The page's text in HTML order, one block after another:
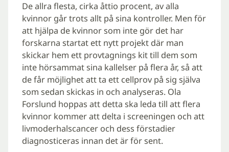
De allra flesta, cirka åttio procent, av alla
kvinnor går trots allt på sina kontroller. Men för
att hjälpa de kvinnor som inte gör det har
forskarna startat ett nytt projekt där man
skickar hem ett provtagnings kit till dem som
inte hörsammat sina kallelser på flera år, så att
de får möjlighet att ta ett cellprov på sig själva
som sedan skickas in och analyseras. Ola
Forslund hoppas att detta ska leda till att flera
kvinnor kommer att delta i screeningen och att
livmoderhalscancer och dess förstadier
diagnosticeras innan det är för sent.